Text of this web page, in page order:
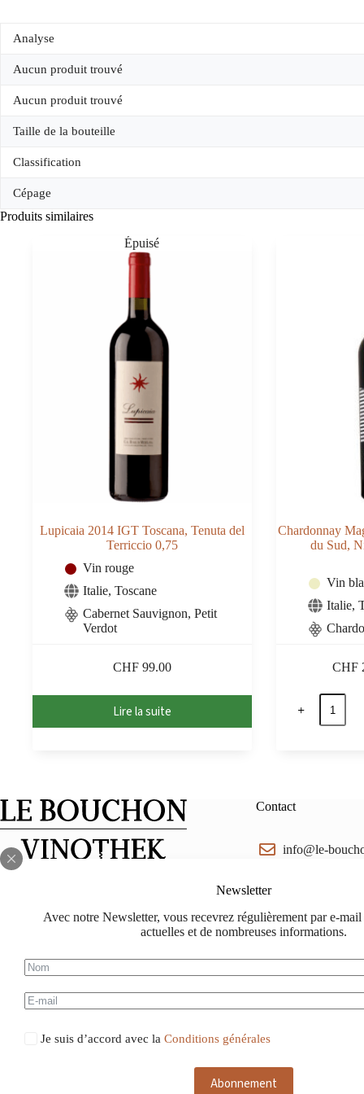
Newsletter
Avec notre Newsletter, vous recevrez régulièrement par e-
actuelles et de nombreuses informations.
Je suis d’accord avec la Conditions générales
Abonnement
Analyse
Aucun produit trouvé
Aucun produit trouvé
Taille de la bouteille
Classification
Cépage
Produits similaires
Lupicaia 2014 IGT Toscana, Tenuta del
Terriccio 0,75
Vin rouge
Italie, Toscane
Cabernet Sauvignon, Petit
Verdot
CHF99.00
Lire la suite
Chardonnay
du Sud,
Vin
Italie,
CHF
quantité
de
0,75
Contact
info@le-
078 714 88 88